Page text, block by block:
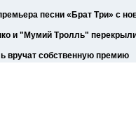
песни «Брат Три» с
и "Мумий Тролль"
вручат собственную премию